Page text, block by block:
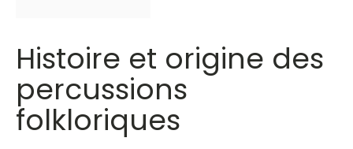
Histoire et origine des
percussions
folkloriques